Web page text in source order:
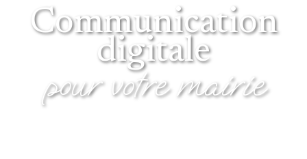
Communication
digitale
pour votre mairie